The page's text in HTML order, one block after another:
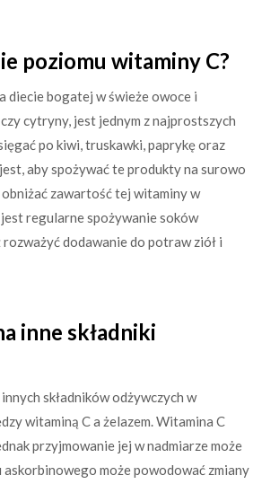
poziomu witaminy C?
diecie bogatej w świeże owoce i
cytryny, jest jednym z najprostszych
po kiwi, truskawki, paprykę oraz
aby spożywać te produkty na surowo
zawartość tej witaminy w
regularne spożywanie soków
dodawanie do potraw ziół i
inne składniki
składników odżywczych w
witaminą C a żelazem. Witamina C
przyjmowanie jej w nadmiarze może
może powodować zmiany